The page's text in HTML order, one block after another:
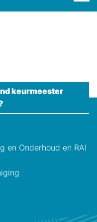
en Onderhoud en RAI
keurmeester